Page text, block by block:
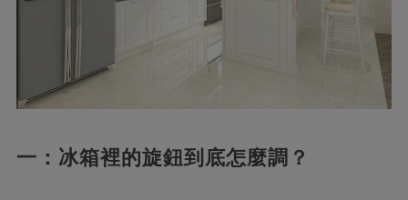
一：冰箱裡的旋鈕到底怎麼調？